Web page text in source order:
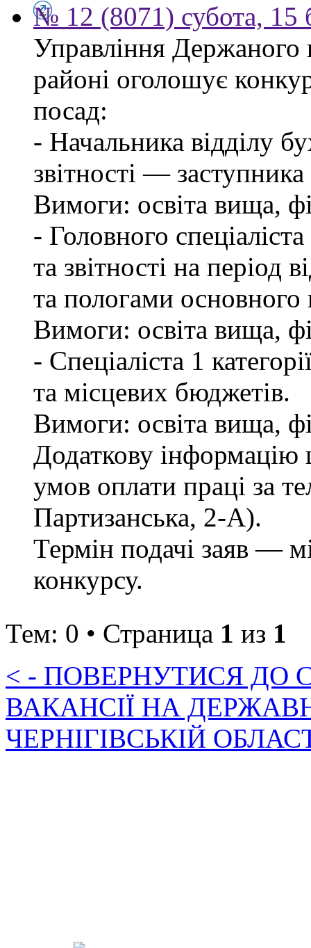
№ 12 (8071) субота, 15
Управління Держаного
районі оголошує
посад:
- Начальника відділу
звітності —
Вимоги: освіта вища,
- Головного
та звітності на період
та пологами основного
Вимоги: освіта вища,
- Спеціаліста 1
та місцевих бюджетів.
Вимоги: освіта вища,
Додаткову інформацію
умов оплати праці за
Партизанська, 2-А).
Термін подачі заяв —
конкурсу.
Тем: 0 • Страница 1 из 1
< - ПОВЕРНУТИСЯ ДО
ВАКАНСІЇ НА
ЧЕРНІГІВСЬКІЙ